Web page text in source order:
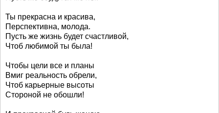
Ты прекрасна и красива,
Перспективна, молода.
Пусть же жизнь будет счастливой,
Чтоб любимой ты была!
Чтобы цели все и планы
Вмиг реальность обрели,
Чтоб карьерные высоты
Стороной не обошли!